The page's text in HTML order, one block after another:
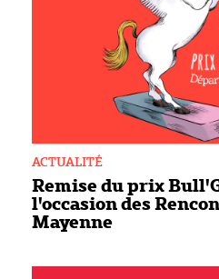
Remise du prix
l'occasion des
Mayenne
ACTUALITÉ